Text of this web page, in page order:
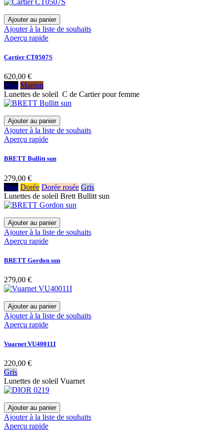
Ajouter au panier
Ajouter à la liste de souhaits
Aperçu rapide
Cartier CT0507S
620,00 €
Noir Marron
Lunettes de soleil C de Cartier pour femme
Ajouter au panier
Ajouter à la liste de souhaits
Aperçu rapide
BRETT Bullitt sun
279,00 €
Noir Dorée Dorée rosée Gris
Lunettes de soleil Brett Bullitt sun
Ajouter au panier
Ajouter à la liste de souhaits
Aperçu rapide
BRETT Gordon sun
279,00 €
Ajouter au panier
Ajouter à la liste de souhaits
Aperçu rapide
Vuarnet VU40011I
220,00 €
Gris
Lunettes de soleil Vuarnet
Ajouter au panier
Ajouter à la liste de souhaits
Aperçu rapide